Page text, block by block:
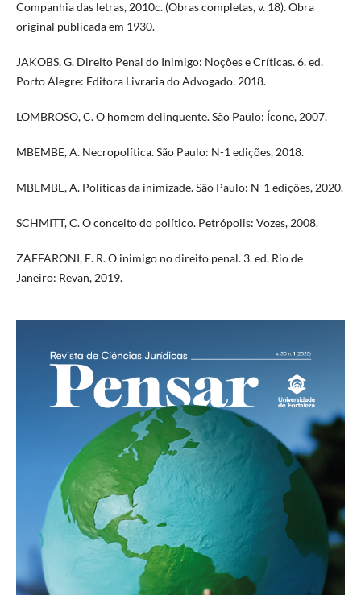
Companhia das letras, 2010c. (Obras completas, v. 18). Obra
original publicada em 1930.
JAKOBS, G. Direito Penal do Inimigo: Noções e Críticas. 6. ed.
Porto Alegre: Editora Livraria do Advogado. 2018.
LOMBROSO, C. O homem delinquente. São Paulo: Ícone, 2007.
MBEMBE, A. Necropolítica. São Paulo: N-1 edições, 2018.
MBEMBE, A. Políticas da inimizade. São Paulo: N-1 edições, 2020.
SCHMITT, C. O conceito do político. Petrópolis: Vozes, 2008.
ZAFFARONI, E. R. O inimigo no direito penal. 3. ed. Rio de
Janeiro: Revan, 2019.